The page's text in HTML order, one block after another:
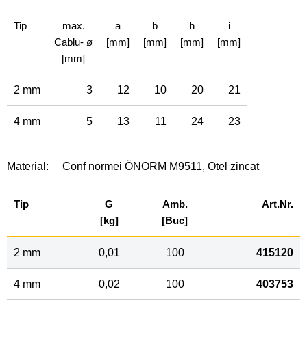
Tip
max.
Cablu- ø
[mm]
a
[mm]
b
[mm]
h
[mm]
i
[mm]
2 mm 3 12 10 20 21
4 mm 5 13 11 24 23
Material: Conf normei ÖNORM M9511, Otel zincat
Tip
G
[kg]
Amb.
[Buc]
Art.Nr.
2 mm 0,01 100 415120
4 mm 0,02 100 403753